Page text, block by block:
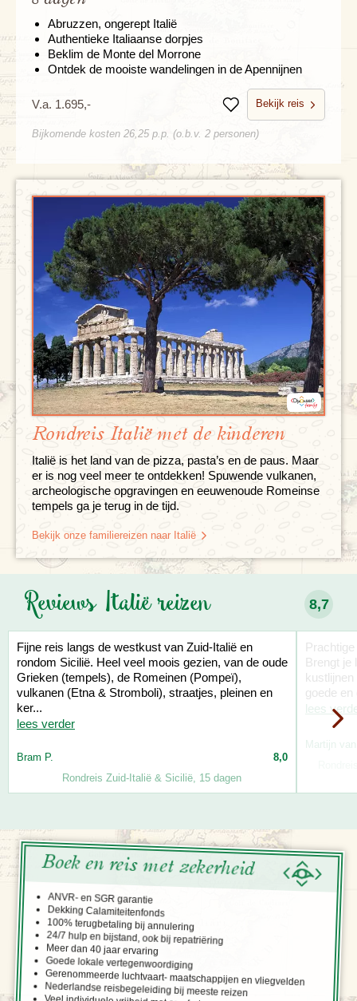
Abruzzen, ongerept Italië
Authentieke Italiaanse dorpjes
Beklim de Monte del Morrone
Ontdek de mooiste wandelingen in de Apennijnen
V.a. 1.695,- BewarenBekijk reis
Bijkomende kosten 26,25 p.p. (o.b.v. 2 personen)
Rondreis Italië met de kinderen
Italië is het land van de pizza, pasta’s en de paus. Maar
er is nog veel meer te ontdekken! Spuwende vulkanen,
archeologische opgravingen en eeuwenoude Romeinse
tempels ga je terug in de tijd.
Bekijk onze familiereizen naar Italië
Reviews Italië reizen 8,7
Fijne reis langs de westkust van Zuid-Italië en
rondom Sicilië. Heel veel moois gezien, van de oude
Grieken (tempels), de Romeinen (Pompeï),
vulkanen (Etna & Stromboli), straatjes, pleinen en
ker...
lees verder
Bram P.
8,0
Rondreis Zuid-Italië & Sicilië, 15 dagen
Brengt je
goede
lees
Martijn
Boek en reis met zekerheid
ANVR- en SGR garantie
Dekking Calamiteitenfonds
100% terugbetaling bij annulering
24/7 hulp en bijstand, ook bij repatriëring
Meer dan 40 jaar ervaring
Goede lokale vertegenwoordiging
Gerenommeerde luchtvaart- maatschappijen en vliegvelden
Nederlandse reisbegeleiding bij meeste reizen